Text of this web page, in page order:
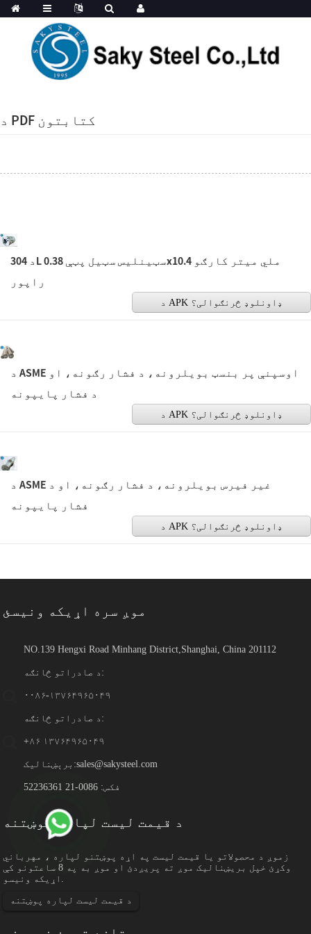
د PDF کتابتون
د 304L سټینلیس سټیل پټې 0.38x10.4 ملي میتر کارګو
راپور
د APK ډاونلوډ څرنګوالی؟
د ASME اوسپنې پر بنسټ بویلرونه، د فشار رګونه، او
د فشار پایپونه
د APK ډاونلوډ څرنګوالی؟
د ASME غیر فیرس بویلرونه، د فشار رګونه، او د
فشار پایپونه
د APK ډاونلوډ څرنګوالی؟
موږ سره اړیکه ونیسئ
NO.139 Hengxi Road Minhang District,Shanghai, China 201112
د صادراتو څانګه:
۰۰۸۶-۱۳۷۶۴۹۶۵۰۴۹
د صادراتو څانګه:
+۸۶ ۱۳۷۶۴۹۶۵۰۴۹
برېښنالیک:sales@sakysteel.com
فکس: 0086-21 52236361
د قیمت لیست لپاره پوښتنه
زموږ د محصولاتو یا قیمت لیست په اړه پوښتنو لپاره ، مهرباني
وکړئ خپل بریښنالیک موږ ته پریږدئ او موږ به په 8 ساعتونو کې
اړیکه ونیسو.
د قیمت لیست لپاره پوښتنه